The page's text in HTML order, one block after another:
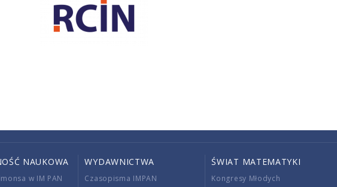
NAUKOWA
w IM PAN
WYDAWNICTWA
Czasopisma IMPAN
ŚWIAT MATEMATYKI
Kongresy Młodych